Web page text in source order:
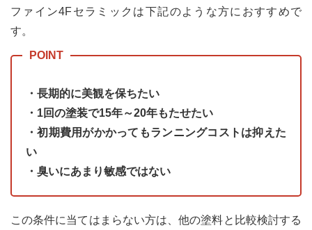
ファイン4Fセラミックは下記のような方におすすめで
す。
・長期的に美観を保ちたい
・1回の塗装で15年～20年もたせたい
・初期費用がかかってもランニングコストは抑えた
い
・臭いにあまり敏感ではない
この条件に当てはまらない方は、他の塗料と比較検討する